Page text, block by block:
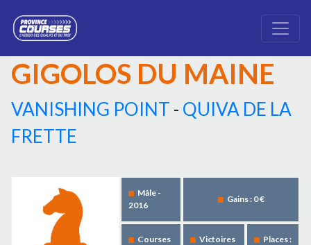
GIGOLOS DU MAINE
VANISHING POINT - QUIVA DE LA
FRETTE
Mâle -
2016
Gains : 0 €
Courses
Victoires
Places :